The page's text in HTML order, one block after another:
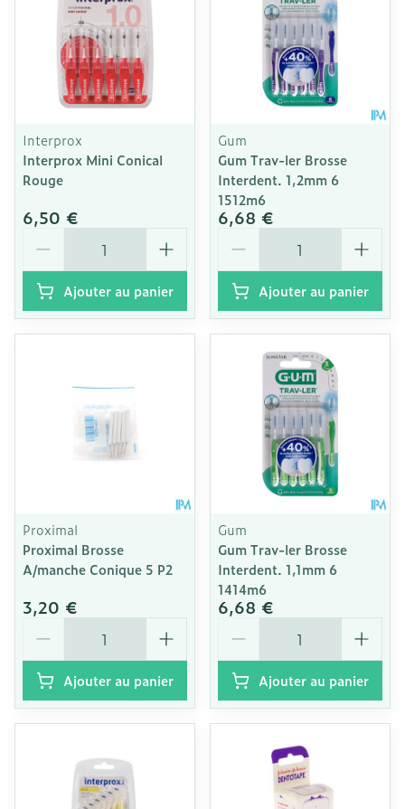
Interprox
Interprox Mini Conical
Rouge
6,50 €
Ajouter au panier
Gum
Gum Trav-ler Brosse
Interdent. 1,2mm 6
1512m6
6,68 €
Ajouter au panier
Proximal
Proximal Brosse
A/manche Conique 5 P2
3,20 €
Ajouter au panier
Gum
Gum Trav-ler Brosse
Interdent. 1,1mm 6
1414m6
6,68 €
Ajouter au panier